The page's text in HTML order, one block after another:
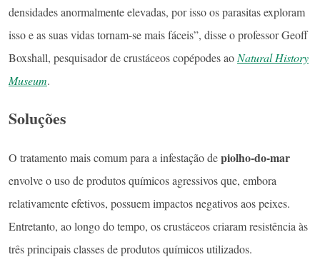
densidades anormalmente elevadas, por isso os parasitas exploram
isso e as suas vidas tornam-se mais fáceis”, disse o professor Geoff
Boxshall, pesquisador de crustáceos copépodes aoNatural History
Museum.
Soluções
O tratamento mais comum para a infestação depiolho-do-mar
envolve o uso de produtos químicos agressivos que, embora
relativamente efetivos, possuem impactos negativos aos peixes.
Entretanto, ao longo do tempo, os crustáceos criaram resistência às
três principais classes de produtos químicos utilizados.